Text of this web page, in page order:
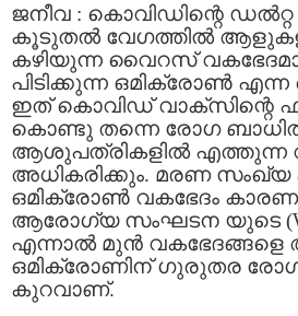
ജനീവ : കൊവിഡിന്റെ ഡൽറ്റ
കൂടുതൽ വേഗത്തിൽ
കഴിയുന്ന വൈറസ്
പിടിക്കുന്ന ഒമിക്രോൺ
ഇത് കൊവിഡ് വാക്സിന്റെ
കൊണ്ടു തന്നെ രോഗ
ആശുപത്രികളില്‍ എത്തുന്ന
അധികരിക്കും. മരണ
ഒമിക്രോൺ വകഭേദം
ആരോഗ്യ സംഘടന യുടെ (W
എന്നാൽ മുൻ വകഭേദങ്ങളെ
ഒമിക്രോണിന് ഗുരുതര
കുറവാണ്.